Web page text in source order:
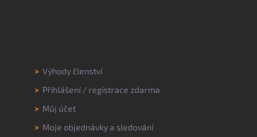
> Výhody členství
> Přihlášení/ registrace zdarma
> Můj účet
> Moje objednávky a sledování